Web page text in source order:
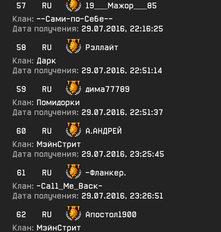
57
RU
19___Мажор___85
Клан: --Сами-по-Себе--
Дата получения: 29.07.2016, 22:16:25
58
RU
Рэллайт
Клан: Дарк
Дата получения: 29.07.2016, 22:51:14
59
RU
дима77789
Клан: Помидорки
Дата получения: 29.07.2016, 22:51:37
60
RU
А.АНДРЕЙ
Клан: МэйнСтрит
Дата получения: 29.07.2016, 23:25:45
61
RU
-Фланкер.
Клан: -Са11_Ме_Васк-
Дата получения: 29.07.2016, 23:26:51
62
RU
Апостол1900
Клан: МэйнСтрит